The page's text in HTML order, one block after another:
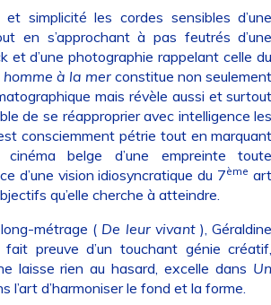
simplicité les cordes sensibles
en s’approchant à pas feutrés
et d’une photographie rappelant celle
homme à la merconstitue non
mais révèle aussi et
de se réapproprier avec intelligence
consciemment pétrie tout en
belge d’une empreinte
d’une vision idiosyncratique du 7ème
qu’elle cherche à atteindre.
métrage ( De leur vivant),
preuve d’un touchant génie
laisse rien au hasard, excelle dans
l’art d’harmoniser le fond et la forme.